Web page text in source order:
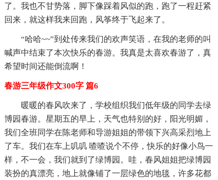
了。我也不甘势落，脚下像踩着风似的跑，跑了一程赶紧
回来，就这样我来回跑，风筝终于飞起来了。
“哈哈~~”到处传来我们的欢声笑语，在我的老师的叫
喊声中结束了本次快乐的春游。我真是太喜欢春游了，真
希望时间还能倒流啊！
春游三年级作文300字 篇6
暖暖的春风吹来了，学校组织我们低年级的同学去绿
博园春游。星期五的早上，天气也特别的好，阳光明媚，
我们全班同学在陈老师和导游姐姐的带领下兴高采烈地上
了车。我们在车上叽叽 喳喳说个不停，快乐的好像小鸟一
样，不一会，我们就到了绿博园。哇，春风姐姐把绿博园
装扮的真漂亮，地上就像铺了一层绿色的地毯，许多花都